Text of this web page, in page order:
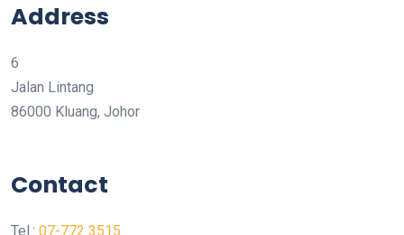
Address
6
Jalan Lintang
86000 Kluang, Johor
Contact
Tel.: 07-772 3515